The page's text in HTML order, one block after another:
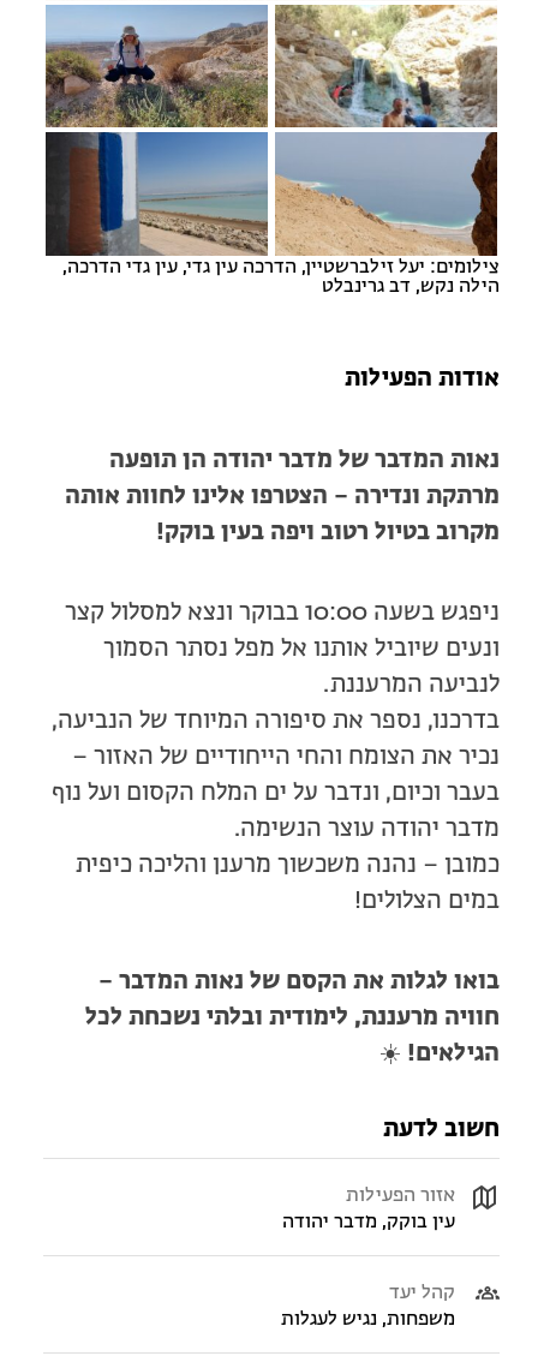
צילומים: יעל זילברשטיין, הדרכה עין גדי, עין גדי הדרכה,
הילה נקש, דב גרינבלט
אודות הפעילות
נאות המדבר של מדבר יהודה הן תופעה
מרתקת ונדירה – הצטרפו אלינו לחוות אותה
מקרוב בטיול רטוב ויפה בעין בוקק!
ניפגש בשעה 10:00 בבוקר ונצא למסלול קצר
ונעים שיוביל אותנו אל מפל נסתר הסמוך
לנביעה המרעננת.
בדרכנו, נספר את סיפורה המיוחד של הנביעה,
נכיר את הצומח והחי הייחודיים של האזור –
בעבר וכיום, ונדבר על ים המלח הקסום ועל נוף
מדבר יהודה עוצר הנשימה.
כמובן – נהנה משכשוך מרענן והליכה כיפית
במים הצלולים!
בואו לגלות את הקסם של נאות המדבר –
חוויה מרעננת, לימודית ובלתי נשכחת לכל
הגילאים! ☀️
חשוב לדעת
אזור הפעילות
עין בוקק, מדבר יהודה
קהל יעד
משפחות, נגיש לעגלות